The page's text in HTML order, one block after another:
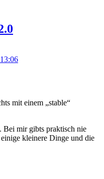
mit einem „stable“
Bei mir gibts praktisch nie
kleinere Dinge und die